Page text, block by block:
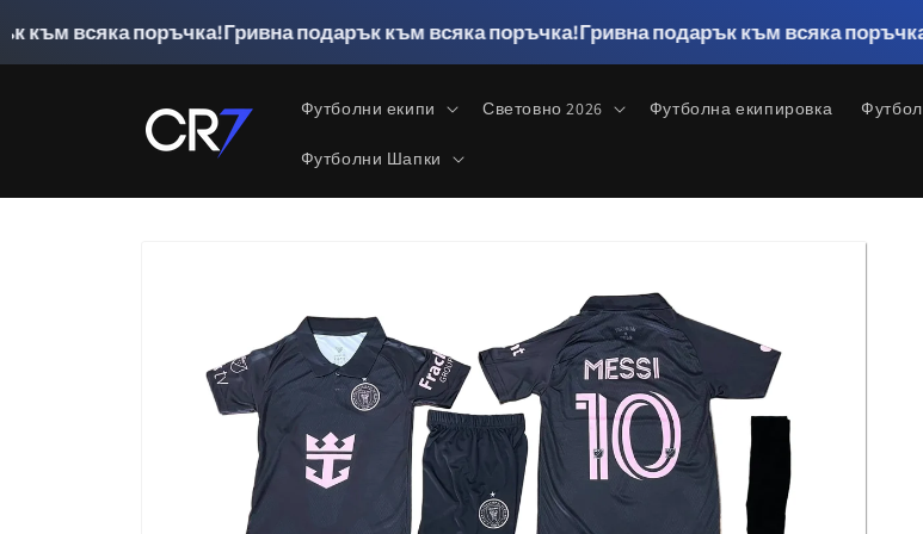
поръчка!Гривна подарък към всяка поръчка!Гривна подарък към всяка поръчка!Гривна
към
Футболни екипи Световно 2026 Футболна екипировка
Футболни Шапки